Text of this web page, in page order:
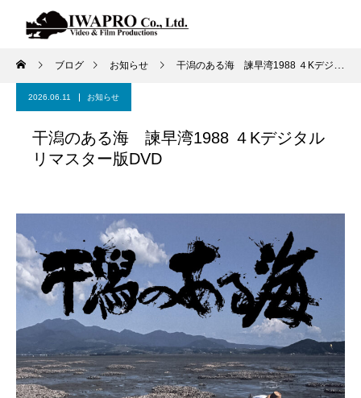
ブログ お知らせ 干潟のある海 諫早湾1988 ４Kデジタルリマスター版DVD
2026.06.11 お知らせ
干潟のある海 諫早湾1988 ４Kデジタル
リマスター版DVD